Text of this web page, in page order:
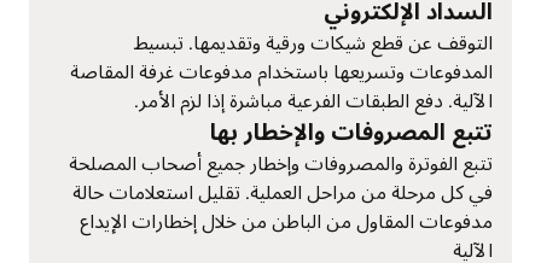
السداد الإلكتروني
التوقف عن قطع شيكات ورقية وتقديمها. تبسيط
المدفوعات وتسريعها باستخدام مدفوعات غرفة المقاصة
الآلية. دفع الطبقات الفرعية مباشرة إذا لزم الأمر.
تتبع المصروفات والإخطار بها
تتبع الفوترة والمصروفات وإخطار جميع أصحاب المصلحة
في كل مرحلة من مراحل العملية. تقليل استعلامات حالة
مدفوعات المقاول من الباطن من خلال إخطارات الإيداع
الآلية